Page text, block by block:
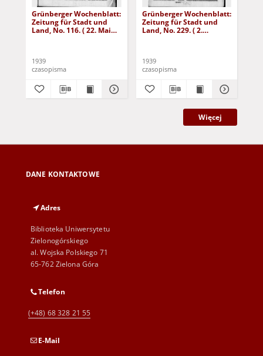
Grünberger Wochenblatt:
Zeitung für Stadt und
Land, No. 116. ( 22. Mai
1939
czasopisma
Grünberger Wochenblatt:
Zeitung für Stadt und
Land, No. 229. ( 2.
1939
czasopisma
Więcej
DANE KONTAKTOWE
Adres
Biblioteka Uniwersytetu
Zielonogórskiego
al. Wojska Polskiego 71
65-762 Zielona Góra
Telefon
(+48) 68 328 21 55
E-Mail